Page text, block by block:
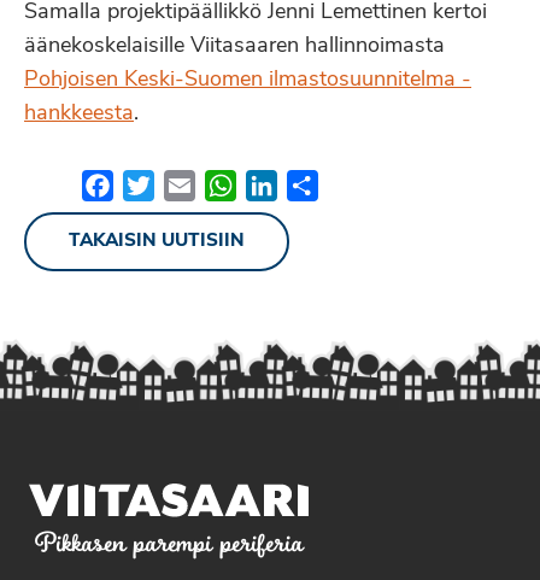
Samalla projektipäällikkö Jenni Lemettinen kertoi
äänekoskelaisille Viitasaaren hallinnoimasta
Pohjoisen Keski-Suomen ilmastosuunnitelma -
hankkeesta.
FacebookTwitterEmail WhatsApp
LinkedIn
TAKAISIN UUTISIIN
Pikkasen parempi periferia